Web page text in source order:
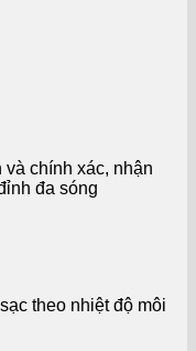
chính xác, nhận
đa sóng
theo nhiệt độ môi